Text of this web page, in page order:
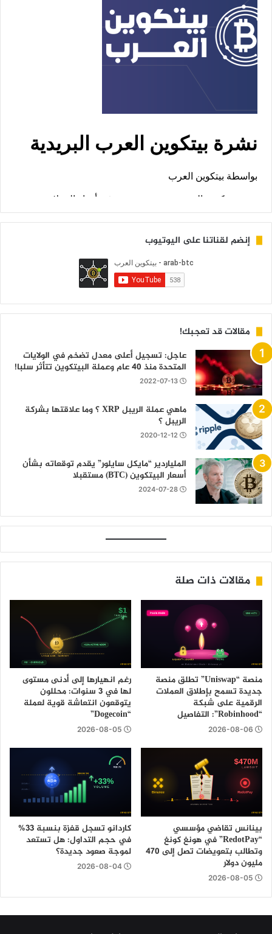
إنضم لقناتنا على اليوتيوب
مقالات قد تعجبك!
عاجل: تسجيل أعلى معدل تضخم في الولايات
المتحدة منذ 40 عام وعملة البيتكوين تتأثر سلبا!
2022-07-13
ماهي عملة الريبل XRP ؟ وما علاقتها بشركة
الريبل ؟
2020-12-12
الملياردير “مايكل سايلور” يقدم توقعاته بشأن
أسعار البيتكوين (BTC) مستقبلا
2024-07-28
مقالات ذات صلة
منصة “Uniswap” تطلق منصة
جديدة تسمح بإطلاق العملات
الرقمية على شبكة
“Robinhood”: التفاصيل
2026-08-06
رغم انهيارها إلى أدنى مستوى
لها في 3 سنوات: محللون
يتوقعون انتعاشة قوية لعملة
“Dogecoin”
2026-08-05
بينانس تقاضي مؤسسي
“RedotPay” في هونغ كونغ
وتطالب بتعويضات تصل إلى 470
مليون دولار
2026-08-05
كاردانو تسجل قفزة بنسبة 33%
في حجم التداول: هل تستعد
لموجة صعود جديدة؟
2026-08-04